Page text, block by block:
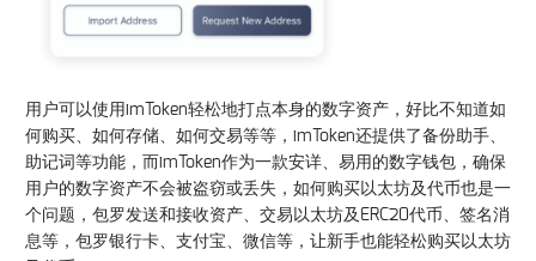
用户可以使用imToken轻松地打点本身的数字资产，好比不知道如
何购买、如何存储、如何交易等等，imToken还提供了备份助手、
助记词等功能，而imToken作为一款安详、易用的数字钱包，确保
用户的数字资产不会被盗窃或丢失，如何购买以太坊及代币也是一
个问题，包罗发送和接收资产、交易以太坊及ERC20代币、签名消
息等，包罗银行卡、支付宝、微信等，让新手也能轻松购买以太坊